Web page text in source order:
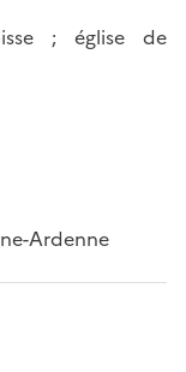
; église de
Ardenne